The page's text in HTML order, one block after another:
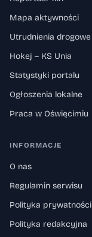
Mapa aktywności
Utrudnienia drogowe
Hokej – KS Unia
Statystyki portalu
Ogłoszenia lokalne
Praca w Oświęcimiu
INFORMACJE
O nas
Regulamin serwisu
Polityka prywatności
Polityka redakcyjna